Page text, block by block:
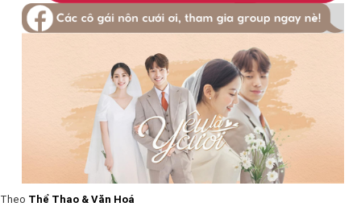
Theo Thể Thao & Văn Hoá